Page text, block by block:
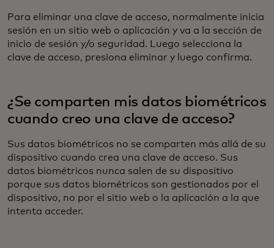
Para eliminar una clave de acceso, normalmente inicia
sesión en un sitio web o aplicación y va a la sección de
inicio de sesión y/o seguridad. Luego selecciona la
clave de acceso, presiona eliminar y luego confirma.
¿Se comparten mis datos biométricos
cuando creo una clave de acceso?
Sus datos biométricos no se comparten más allá de su
dispositivo cuando crea una clave de acceso. Sus
datos biométricos nunca salen de su dispositivo
porque sus datos biométricos son gestionados por el
dispositivo, no por el sitio web o la aplicación a la que
intenta acceder.